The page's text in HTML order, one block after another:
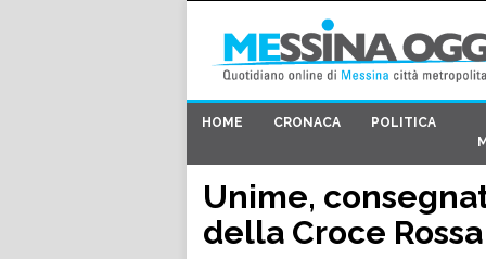
HOME CRONACA
POLITICA
Unime,
della Croce Rossa